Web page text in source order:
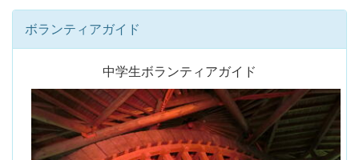
ボランティアガイド
中学生ボランティアガイド